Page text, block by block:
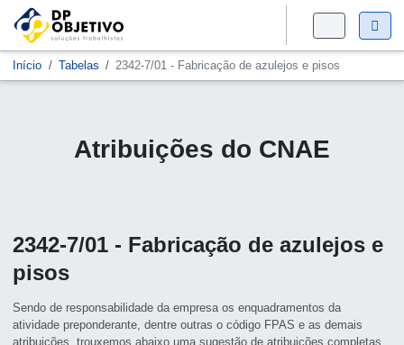
Início Tabelas 2342-7/01 - Fabricação de azulejos e pisos
Atribuições do CNAE
2342-7/01 - Fabricação de azulejos e
pisos
Sendo de responsabilidade da empresa os enquadramentos da
atividade preponderante, dentre outras o código FPAS e as demais
atribuições, trouxemos abaixo uma sugestão de atribuições completas